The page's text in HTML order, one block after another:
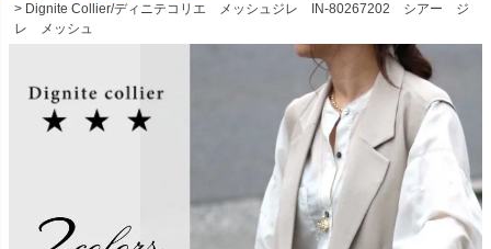
Dignite Collier/ディニテコリエ メッシュジレ IN-80267202 シアー ジ
レ メッシュ